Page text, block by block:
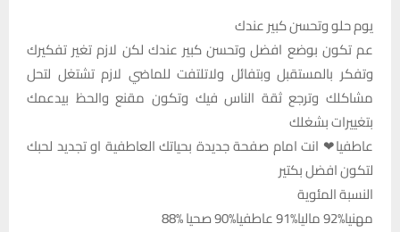
يوم حلو وتحسن كبير عندك
عم تكون بوضع افضل وتحسن كبير عندك لكن لازم تغير تفكيرك
وتفكر بالمستقبل وبتفائل ولاتلتفت للماضي لازم تشتغل لتحل
مشاكلك وترجع ثقة الناس فيك وتكون مقنع والحظ بيدعمك
بتغييرات بشغلك
عاطفيا❤ انت امام صفحة جديدة بحياتك العاطفية او تجديد لحبك
لتكون افضل بكتير
النسبة المئوية
مهنيا%92 ماليا%91 عاطفيا%90 صحيا %88